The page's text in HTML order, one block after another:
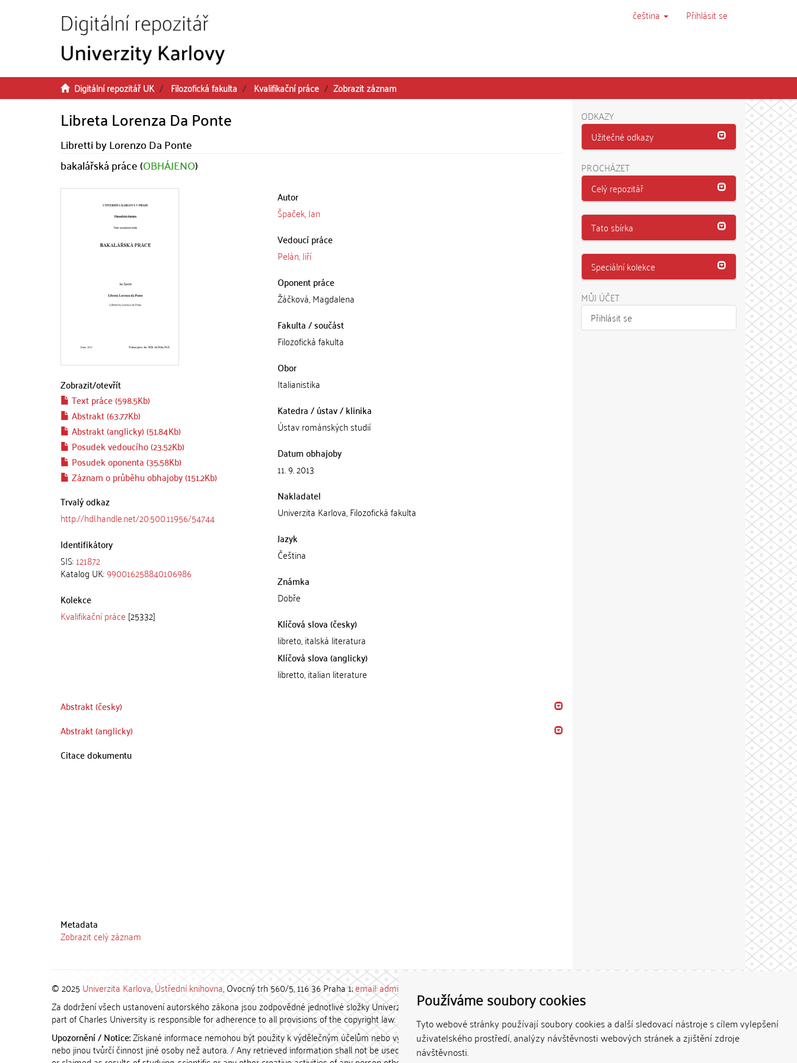
Používáme soubory cookies
Tyto webové stránky používají soubory cookies a další sledovací nástroje s cílem vylepšení
uživatelského prostředí, analýzy návštěvnosti webových stránek a zjištění zdroje
návštěvnosti.
čeština Přihlásit se
Digitální repozitář UK Filozofická fakulta Kvalifikační práce Zobrazit záznam
Libreta Lorenza Da Ponte
Libretti by Lorenzo Da Ponte
bakalářská práce (OBHÁJENO)
Zobrazit/otevřít
Text práce (598.5Kb)
Abstrakt (63.77Kb)
Abstrakt (anglicky) (51.84Kb)
Posudek vedoucího (23.52Kb)
Posudek oponenta (35.58Kb)
Záznam o průběhu obhajoby (151.2Kb)
Trvalý odkaz
http://hdl.handle.net/20.500.11956/54744
Identifikátory
SIS:121872
Katalog UK:990016258840106986
Kolekce
Kvalifikační práce [25332]
Autor
Špaček, Jan
Vedoucí práce
Pelán, Jiří
Oponent práce
Žáčková, Magdalena
Fakulta / součást
Filozofická fakulta
Obor
Italianistika
Katedra / ústav / klinika
Ústav románských studií
Datum obhajoby
11. 9. 2013
Nakladatel
Univerzita Karlova, Filozofická fakulta
Jazyk
Čeština
Známka
Dobře
Klíčová slova (česky)
libreto, italská literatura
Klíčová slova (anglicky)
libretto, italian literature
Abstrakt (česky)
Abstrakt (anglicky)
Citace dokumentu
Metadata
Zobrazit celý záznam
ODKAZY
Užitečné odkazy
PROCHÁZET
Celý repozitář
Tato sbírka
Speciální kolekce
MŮJ ÚČET
Přihlásit se
© 2025 Univerzita Karlova,Ústřední knihovna, Ovocný trh 560/5, 116 36 Praha 1;email: admin-repozitar [at] cuni.cz
Za dodržení všech ustanovení autorského zákona jsou zodpovědné jednotlivé složky Univerzity Karlovy. / Each constituent
part of Charles University is responsible for adherence to all provisions of the copyright law.
Upozornění / Notice:Získané informace nemohou být použity k výdělečným účelům nebo vydávány za studijní, vědeckou
nebo jinou tvůrčí činnost jiné osoby než autora. / Any retrieved information shall not be used for any commercial purposes